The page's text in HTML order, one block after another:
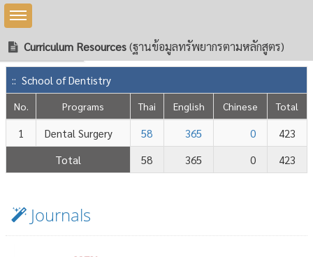
Toggle sidebar
Curriculum Resources(ฐานข้อมูลทรัพยากรตามหลักสูตร)
:: School of Dentistry
No. Programs Thai English Chinese Total
1 Dental Surgery 58 365 0
423
Total
58 365 0 423
Journals